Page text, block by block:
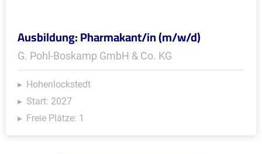
Ausbildung: Pharmakant/in (m/w/d)
G. Pohl-Boskamp GmbH & Co. KG
Hohenlockstedt
Start: 2027
Freie Plätze: 1